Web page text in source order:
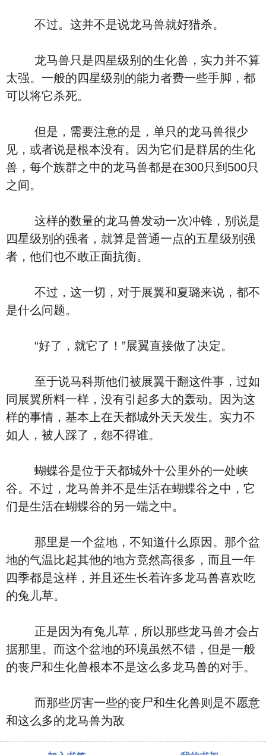
不过。这并不是说龙马兽就好猎杀。
龙马兽只是四星级别的生化兽，实力并不算
太强。一般的四星级别的能力者费一些手脚，都
可以将它杀死。
但是，需要注意的是，单只的龙马兽很少
见，或者说是根本没有。因为它们是群居的生化
兽，每个族群之中的龙马兽都是在300只到500只
之间。
这样的数量的龙马兽发动一次冲锋，别说是
四星级别的强者，就算是普通一点的五星级别强
者，他们也不敢正面抗衡。
不过，这一切，对于展翼和夏璐来说，都不
是什么问题。
“好了，就它了！”展翼直接做了决定。
至于说马科斯他们被展翼干翻这件事，过如
同展翼所料一样，没有引起多大的轰动。因为这
样的事情，基本上在天都城外天天发生。实力不
如人，被人踩了，怨不得谁。
蝴蝶谷是位于天都城外十公里外的一处峡
谷。不过，龙马兽并不是生活在蝴蝶谷之中，它
们是生活在蝴蝶谷的另一端之中。
那里是一个盆地，不知道什么原因。那个盆
地的气温比起其他的地方竟然高很多，而且一年
四季都是这样，并且还生长着许多龙马兽喜欢吃
的兔儿草。
正是因为有兔儿草，所以那些龙马兽才会占
据那里。而这个盆地的环境虽然不错，但是一般
的丧尸和生化兽根本不是这么多龙马兽的对手。
而那些厉害一些的丧尸和生化兽则是不愿意
和这么多的龙马兽为敌